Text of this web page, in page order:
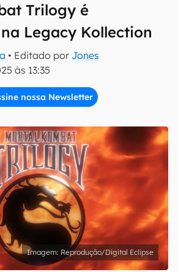
Trilogy é
Legacy Kollection
• Editado por Jones
às 13:35
nossa Newsletter
Privacidade do Canaltech.
Reprodução/Digital Eclipse